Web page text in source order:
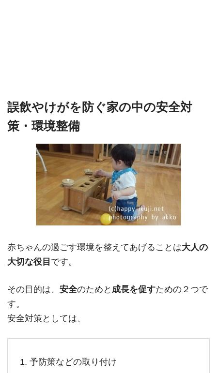
誤飲やけがを防ぐ家の中の安全対
策・環境整備
赤ちゃんの過ごす環境を整えてあげることは大人の
大切な役目 です。
その目的は、 安全のためと 成長を促すための２つで
す。
安全対策としては、
予防策などの取り付け